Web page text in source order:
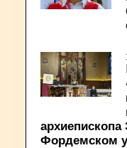
Фордемском